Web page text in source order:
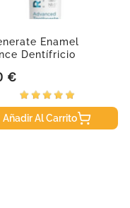
Enamel
Dentífricio
€
Añadir Al Carrito